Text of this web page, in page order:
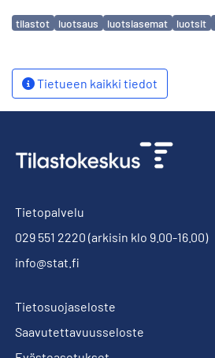
Avainsanat
tilastot luotsaus luotsiasemat luotsit
Tietueen kaikki tiedot
Tietopalvelu
029 551 2220 (arkisin klo 9.00-16.00)
info@stat.fi
Tietosuojaseloste
Saavutettavuusseloste